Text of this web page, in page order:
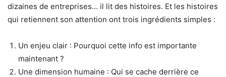
dizaines de entreprises… il lit des histoires. Et les histoires
qui retiennent son attention ont trois ingrédients simples :
Un enjeu clair : Pourquoi cette info est importante
maintenant ?
Une dimension humaine : Qui se cache derrière ce